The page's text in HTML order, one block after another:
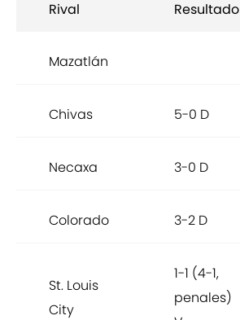
Rival Resultado
Mazatlán
Chivas 5-0 D
Necaxa 3-0 D
Colorado 3-2 D
St. Louis
City
1-1 (4-1,
penales)